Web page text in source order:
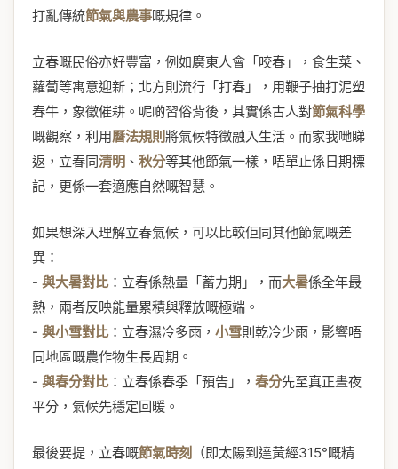
打亂傳統節氣與農事嘅規律。
立春嘅民俗亦好豐富，例如廣東人會「咬春」，食生菜、
蘿蔔等寓意迎新；北方則流行「打春」，用鞭子抽打泥塑
春牛，象徵催耕。呢啲習俗背後，其實係古人對節氣科學
嘅觀察，利用曆法規則 將氣候特徵融入生活。而家我哋睇
返，立春同清明 、 秋分等其他節氣一樣，唔單止係日期標
記，更係一套適應自然嘅智慧。
如果想深入理解立春氣候，可以比較佢同其他節氣嘅差
異：
- 與大暑對比：立春係熱量「蓄力期」，而大暑係全年最
熱，兩者反映能量累積與釋放嘅極端。
- 與小雪對比：立春濕冷多雨， 小雪則乾冷少雨，影響唔
同地區嘅農作物生長周期。
- 與春分對比：立春係春季「預告」， 春分先至真正晝夜
平分，氣候先穩定回暖。
最後要提，立春嘅節氣時刻
（即太陽到達黃經315°嘅精